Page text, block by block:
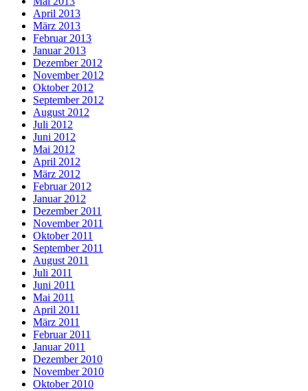
April 2013
März 2013
Februar 2013
Januar 2013
Dezember 2012
November 2012
Oktober 2012
September 2012
August 2012
Juli 2012
Juni 2012
Mai 2012
April 2012
März 2012
Februar 2012
Januar 2012
Dezember 2011
November 2011
Oktober 2011
September 2011
August 2011
Juli 2011
Juni 2011
Mai 2011
April 2011
März 2011
Februar 2011
Januar 2011
Dezember 2010
November 2010
Oktober 2010